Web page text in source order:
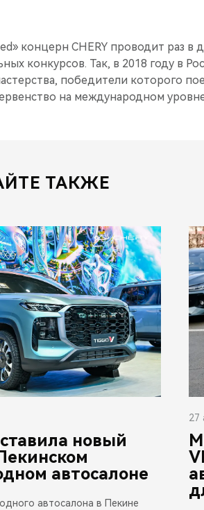
концерн CHERY проводит раз в
конкурсов. Так, в 2018 году в
победители которого
на международном
ТАКЖЕ
новый
автосалоне
автосалона в Пекине
27